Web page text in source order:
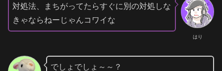
はり
対処法、まちがってたらすぐに別の対処しな
きゃならねーじゃんコワイな
でしょでしょ～～？